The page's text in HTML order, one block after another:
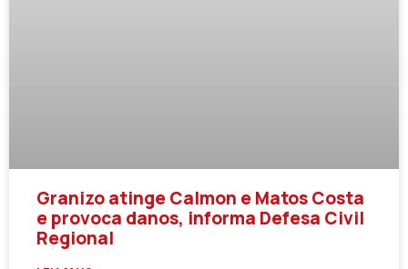
Granizo atinge Calmon e Matos Costa
e provoca danos, informa Defesa Civil
Regional